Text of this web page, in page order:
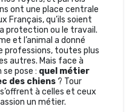
ont une place centrale
Français, qu’ils soient
protection ou le travail.
et l’animal a donné
professions, toutes plus
autres. Mais face à
pose : quel métier
des chiens ? Tour
à celles et ceux
un métier.